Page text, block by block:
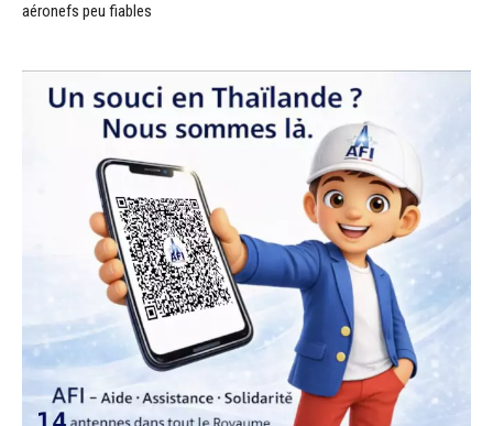
aéronefs peu fiables